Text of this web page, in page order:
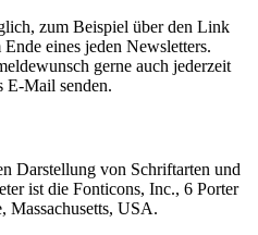
zum Beispiel über den Link
eines jeden Newsletters.
gerne auch jederzeit
E-Mail senden.
Darstellung von Schriftarten und
ist die Fonticons, Inc., 6 Porter
Massachusetts, USA.